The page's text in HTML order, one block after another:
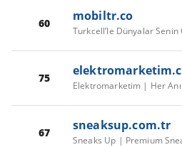
60 mobiltr.co
Turkcell’le Dünyalar Senin
75
Elektromarketim | Her
67 sneaksup.com.tr